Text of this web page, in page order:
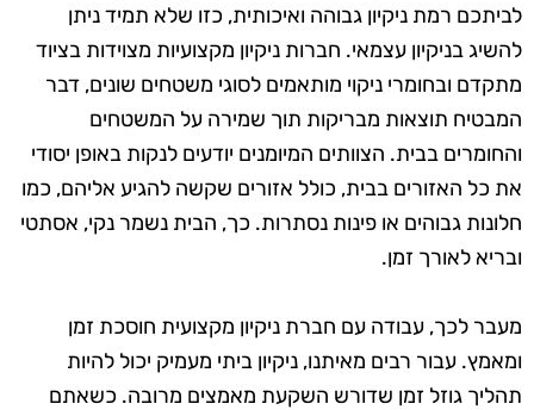
לביתכם רמת ניקיון גבוהה ואיכותית, כזו שלא תמיד ניתן
להשיג בניקיון עצמאי. חברות ניקיון מקצועיות מצוידות בציוד
מתקדם ובחומרי ניקוי מותאמים לסוגי משטחים שונים, דבר
המבטיח תוצאות מבריקות תוך שמירה על המשטחים
והחומרים בבית. הצוותים המיומנים יודעים לנקות באופן יסודי
את כל האזורים בבית, כולל אזורים שקשה להגיע אליהם, כמו
חלונות גבוהים או פינות נסתרות. כך, הבית נשמר נקי, אסתטי
ובריא לאורך זמן.
מעבר לכך, עבודה עם חברת ניקיון מקצועית חוסכת זמן
ומאמץ. עבור רבים מאיתנו, ניקיון ביתי מעמיק יכול להיות
תהליך גוזל זמן שדורש השקעת מאמצים מרובה. כשאתם